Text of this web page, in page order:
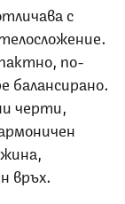
с
по-
балансирано.
черти,
връх.